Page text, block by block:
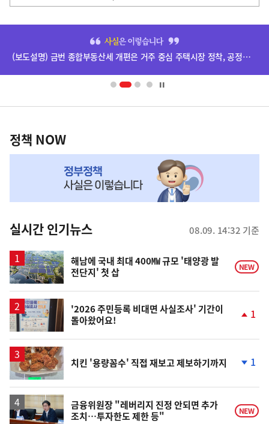
영
(보도설명) 금번 종합부동산세 개편은 거주 중심 주택시장 정착, 공정과세 및 과세형평 제고를 위한 것입니다.
책
NOW,
뉴
스
정책 NOW
실시간 인기뉴스 08.09. 14:32 기준
해남에 국내 최대 400㎿ 규모 '태양광 발
전단지' 첫 삽
NEW
'2026 주민등록 비대면 사실조사' 기간이
돌아왔어요!
상
1
치킨 '용량꼼수' 직접 재보고 제보하기까지
하
락
1
금융위원장 "레버리지 진정 안되면 추가
조치…투자한도 제한 등"
NEW